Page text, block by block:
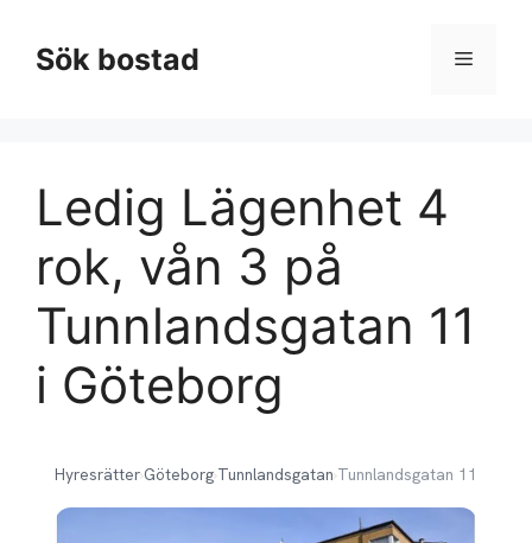
innehållSök bostad Meny
Ledig Lägenhet 4
rok, vån 3 på
Tunnlandsgatan 11
i Göteborg
Hyresrätter›Göteborg›Tunnlandsgatan›Tunnlandsgatan 11